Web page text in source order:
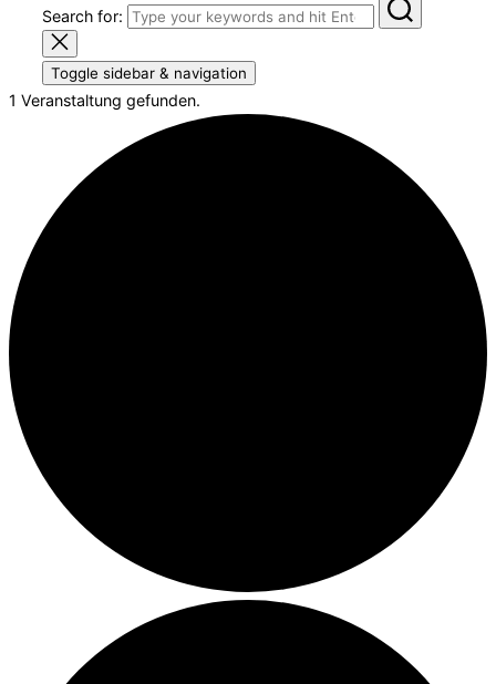
Search for:
Toggle sidebar & navigation
1 Veranstaltung gefunden.